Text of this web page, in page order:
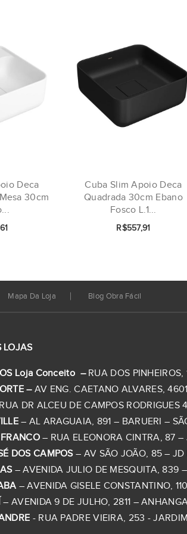
Deca
30cm
Cuba Slim Apoio Deca
Quadrada 30cm Ebano
Fosco L.1...
R$557,91
Mapa Da Loja Blog Obra Fácil
LOJAS
Loja Conceito – RUA DOS PINHEIROS,
– AV ENG. CAETANO ALVARES,
DR ALCEU DE CAMPOS RODRIGUES
– AL ARAGUAIA, 891 – BARUERI –
– RUA ELEONORA CINTRA, 87 –
DOS CAMPOS– AV SÃO JOÃO, 85 – JD
– AVENIDA JULIO DE MESQUITA, 839
– AVENIDA GISELE CONSTANTINO,
– AVENIDA 9 DE JULHO, 2811 –
- RUA PADRE VIEIRA, 253 -